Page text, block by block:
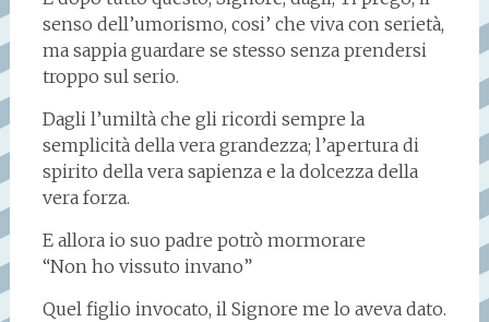
senso dell’umorismo, cosi’ che viva con serietà,
ma sappia guardare se stesso senza prendersi
troppo sul serio.
Dagli l’umiltà che gli ricordi sempre la
semplicità della vera grandezza; l’apertura di
spirito della vera sapienza e la dolcezza della
vera forza.
E allora io suo padre potrò mormorare
“Non ho vissuto invano”
Quel figlio invocato, il Signore me lo aveva dato.